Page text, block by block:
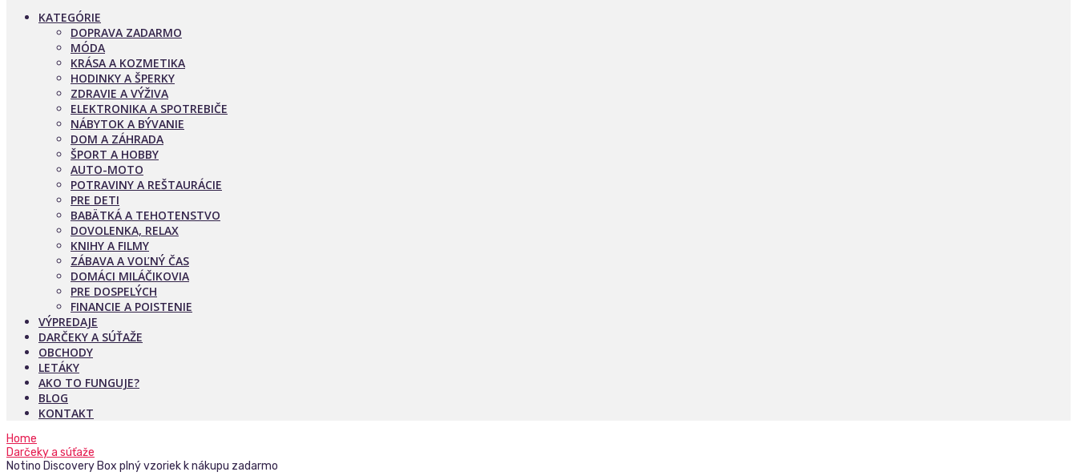
KATEGÓRIE
DOPRAVA ZADARMO
MÓDA
KRÁSA A KOZMETIKA
HODINKY A ŠPERKY
ZDRAVIE A VÝŽIVA
ELEKTRONIKA A SPOTREBIČE
NÁBYTOK A BÝVANIE
DOM A ZÁHRADA
ŠPORT A HOBBY
AUTO-MOTO
POTRAVINY A REŠTAURÁCIE
PRE DETI
BABÄTKÁ A TEHOTENSTVO
DOVOLENKA, RELAX
KNIHY A FILMY
ZÁBAVA A VOĽNÝ ČAS
DOMÁCI MILÁČIKOVIA
PRE DOSPELÝCH
FINANCIE A POISTENIE
VÝPREDAJE
DARČEKY A SÚŤAŽE
OBCHODY
LETÁKY
AKO TO FUNGUJE?
BLOG
KONTAKT
Home
Darčeky a súťaže
Notino Discovery Box plný vzoriek k nákupu zadarmo